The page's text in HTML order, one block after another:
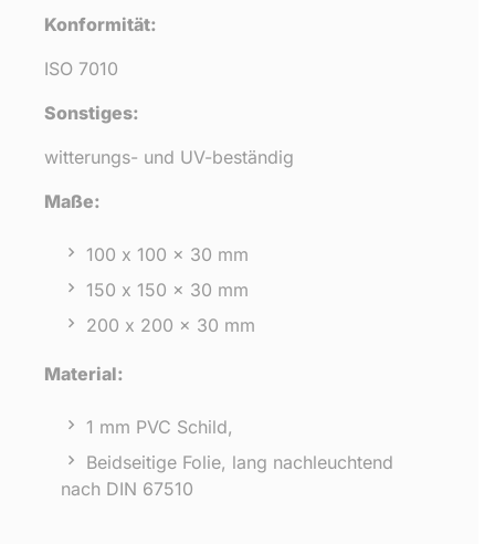
Konformität:
ISO 7010
Sonstiges:
witterungs- und UV-beständig
Maße:
100 x 100 x 30 mm
150 x 150 x 30 mm
200 x 200 x 30 mm
Material:
1 mm PVC Schild,
Beidseitige Folie, lang nachleuchtend
nach DIN 67510